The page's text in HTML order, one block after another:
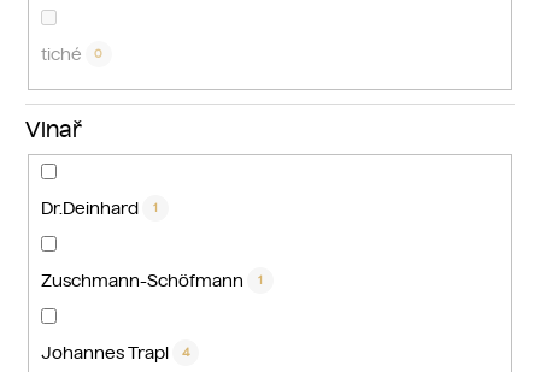
tiché 0
Vinař
Dr.Deinhard 1
Zuschmann-Schöfmann 1
Johannes Trapl 4